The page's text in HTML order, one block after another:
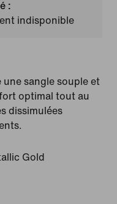
:
indisponible
une sangle souple et
optimal tout au
dissimulées
Gold